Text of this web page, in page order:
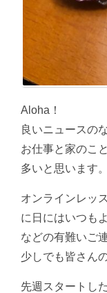
Aloha！
良いニュースの
お仕事と家のこ
多いと思います。
オンラインレッ
に日にはいつも
などの有難いご
少しでも皆さん
先週スタートし